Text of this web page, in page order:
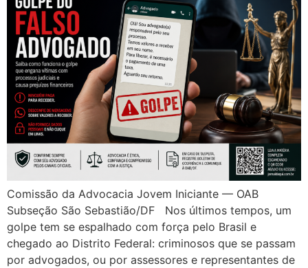
Comissão da Advocacia Jovem Iniciante — OAB
Subseção São Sebastião/DF Nos últimos tempos, um
golpe tem se espalhado com força pelo Brasil e
chegado ao Distrito Federal: criminosos que se passam
por advogados, ou por assessores e representantes de